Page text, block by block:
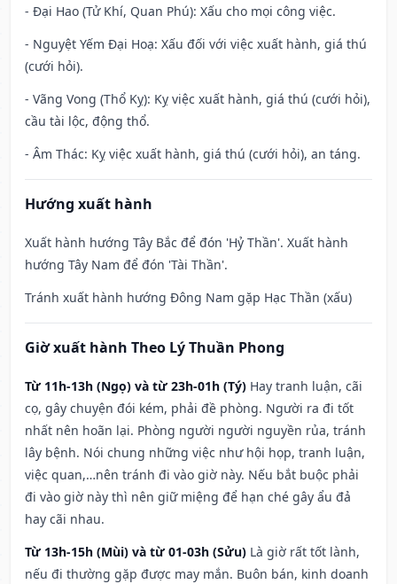
- Đại Hao (Tử Khí, Quan Phú): Xấu cho mọi công việc.
- Nguyệt Yếm Đại Hoạ: Xấu đối với việc xuất hành, giá thú
(cưới hỏi).
- Vãng Vong (Thổ Kỵ): Kỵ việc xuất hành, giá thú (cưới hỏi),
cầu tài lộc, động thổ.
- Âm Thác: Kỵ việc xuất hành, giá thú (cưới hỏi), an táng.
Hướng xuất hành
Xuất hành hướng Tây Bắc để đón 'Hỷ Thần'. Xuất hành
hướng Tây Nam để đón 'Tài Thần'.
Tránh xuất hành hướng Đông Nam gặp Hạc Thần (xấu)
Giờ xuất hành Theo Lý Thuần Phong
Từ 11h-13h (Ngọ) và từ 23h-01h (Tý) Hay tranh luận, cãi
cọ, gây chuyện đói kém, phải đề phòng. Người ra đi tốt
nhất nên hoãn lại. Phòng người người nguyền rủa, tránh
lây bệnh. Nói chung những việc như hội họp, tranh luận,
việc quan,…nên tránh đi vào giờ này. Nếu bắt buộc phải
đi vào giờ này thì nên giữ miệng để hạn ché gây ẩu đả
hay cãi nhau.
Từ 13h-15h (Mùi) và từ 01-03h (Sửu) Là giờ rất tốt lành,
nếu đi thường gặp được may mắn. Buôn bán, kinh doanh